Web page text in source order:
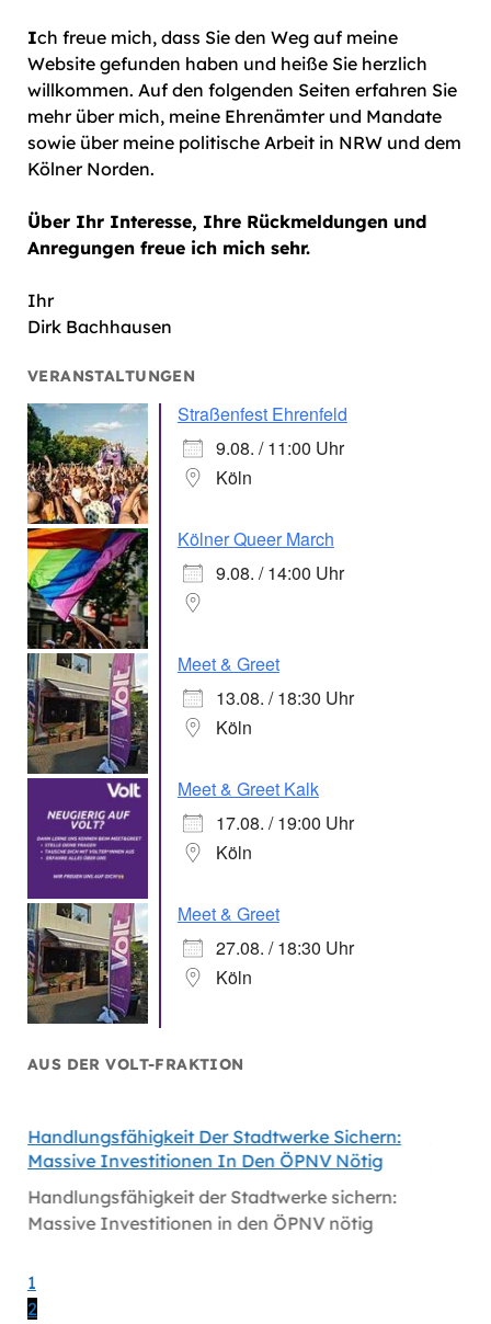
Ich freue mich, dass Sie den Weg auf meine
Website gefunden haben und heiße Sie herzlich
willkommen. Auf den folgenden Seiten erfahren Sie
mehr über mich, meine Ehrenämter und Mandate
sowie über meine politische Arbeit in NRW und dem
Kölner Norden.
Über Ihr Interesse, Ihre Rückmeldungen und
Anregungen freue ich mich sehr.
Ihr
Dirk Bachhausen
VERANSTALTUNGEN
Straßenfest Ehrenfeld
9.08. / 11:00 Uhr
Köln
Kölner Queer March
9.08. / 14:00 Uhr
Meet & Greet
13.08. / 18:30 Uhr
Köln
Meet & Greet Kalk
17.08. / 19:00 Uhr
Köln
Meet & Greet
27.08. / 18:30 Uhr
Köln
AUS DER VOLT-FRAKTION
Handlungsfähigkeit Der Stadtwerke Sichern:
Massive Investitionen In Den ÖPNV Nötig
Handlungsfähigkeit der Stadtwerke sichern:
Massive Investitionen in den ÖPNV nötig
1
2